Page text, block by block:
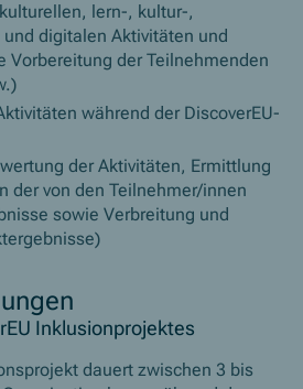
lern-, kultur-,
digitalen Aktivitäten und
Vorbereitung der Teilnehmenden
während der DiscoverEU-
der Aktivitäten, Ermittlung
der von den Teilnehmer/innen
sowie Verbreitung und
Inklusionprojektes
dauert zwischen 3 bis